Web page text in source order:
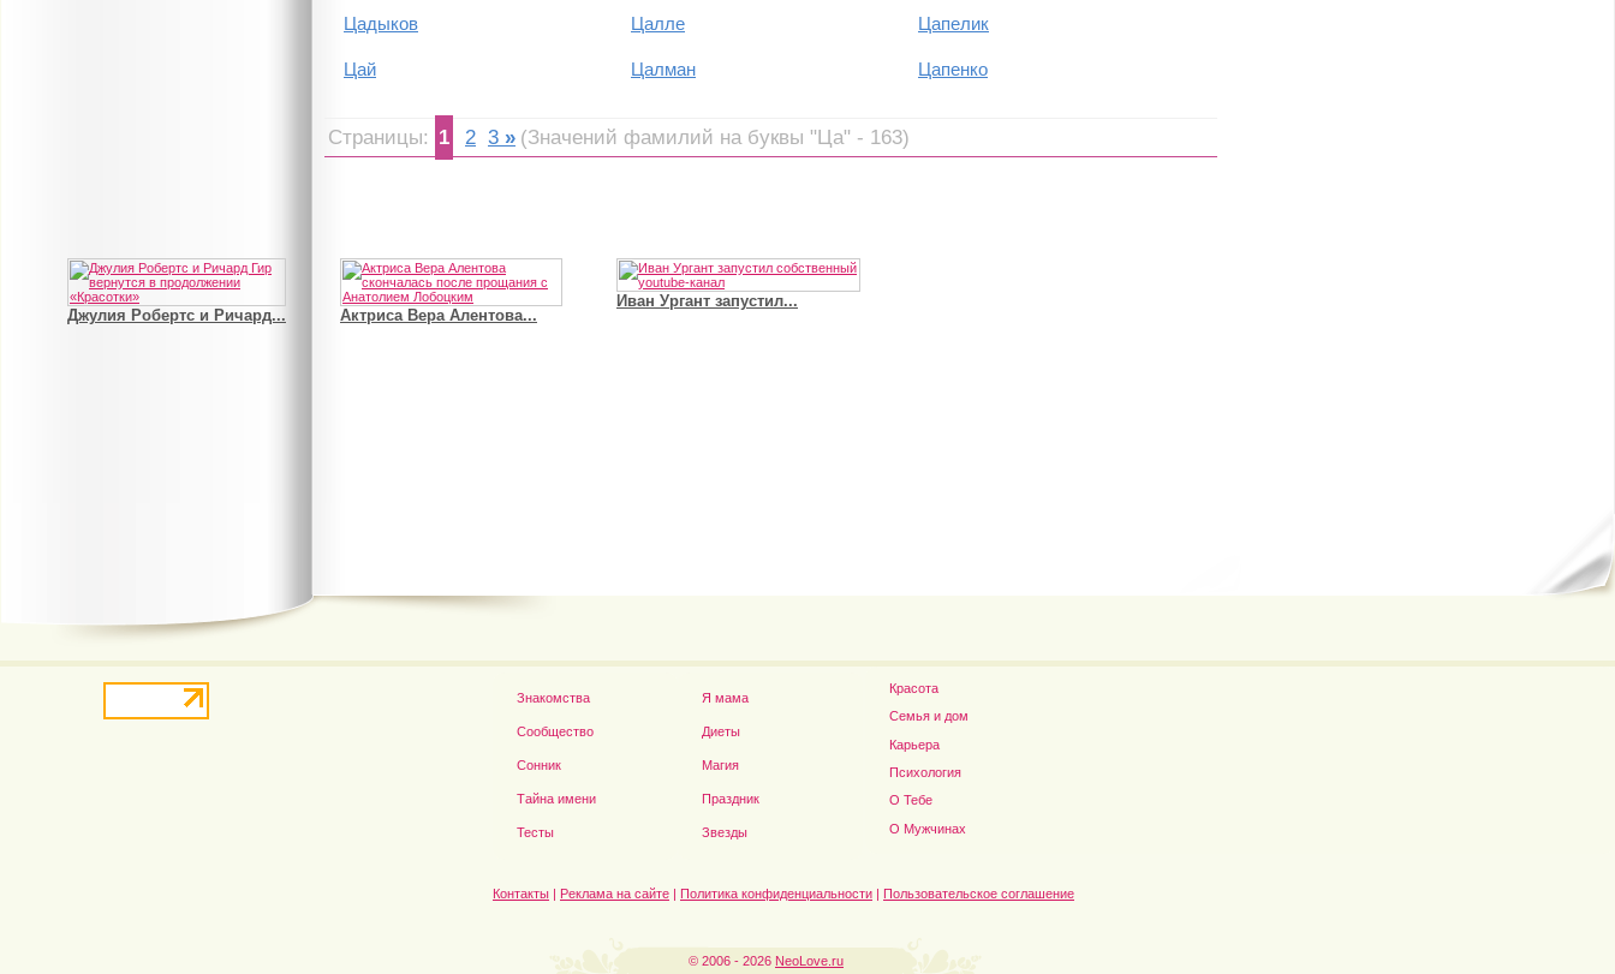
Цадыков Цалле Цапелик
Цай Цалман Цапенко
Страницы: 1 2 3 » (Значений фамилий на буквы "Ца" - 163)
Джулия Робертс и Ричард... Актриса Вера Алентова...
Иван Ургант запустил...
Дэниел Рэдклифф...
Знакомства
Сообщество
Сонник
Тайна имени
Тесты
Я мама
Диеты
Магия
Праздник
Звезды
Красота
Семья и дом
Карьера
Психология
О Тебе
О Мужчинах
Контакты | Реклама на сайте | Политика конфиденциальности | Пользовательское соглашение
© 2006 - 2026 NeoLove.ru